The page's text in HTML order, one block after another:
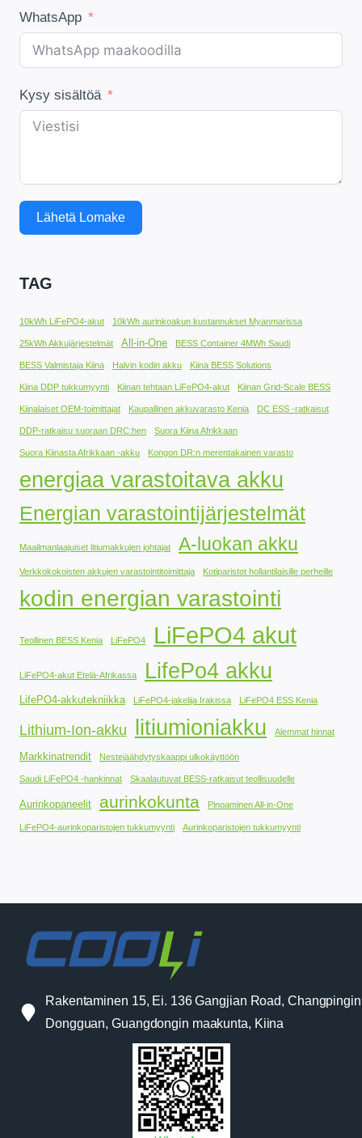
WhatsApp
Kysy sisältöä
Lähetä Lomake
TAG
10kWh LiFePO4-akut 10kWh aurinkoakun kustannukset Myanmarissa
25kWh Akkujärjestelmät All-in-One BESS Container 4MWh Saudi
BESS Valmistaja Kiina Halvin kodin akku Kiina BESS Solutions
Kiina DDP tukkumyynti Kiinan tehtaan LiFePO4-akut Kiinan Grid-Scale BESS
Kiinalaiset OEM-toimittajat Kaupallinen akkuvarasto Kenia DC ESS -ratkaisut
DDP-ratkaisu suoraan DRC:hen Suora Kiina Afrikkaan
Suora Kiinasta Afrikkaan -akku Kongon DR:n merentakainen varasto
energiaa varastoitava akku
Energian varastointijärjestelmät
Maailmanlaajuiset litiumakkujen johtajat A-luokan akku
Verkkokokoisten akkujen varastointitoimittaja Kotiparistot hollantilaisille perheille
kodin energian varastointi
Teollinen BESS Kenia LiFePO4 LiFePO4 akut
LiFePO4-akut Etelä-Afrikassa LifePo4 akku
LifePO4-akkutekniikka LiFePO4-jakelija Irakissa LiFePO4 ESS Kenia
Lithium-Ion-akku litiumioniakku Alemmat hinnat
Markkinatrendit Nestejäähdytyskaappi ulkokäyttöön
Saudi LiFePO4 -hankinnat Skaalautuvat BESS-ratkaisut teollisuudelle
Aurinkopaneelit aurinkokunta Pinoaminen All-in-One
LiFePO4-aurinkoparistojen tukkumyynti Aurinkoparistojen tukkumyynti
Rakentaminen 15, Ei. 136 Gangjian Road,
Dongguan, Guangdongin maakunta, Kiina